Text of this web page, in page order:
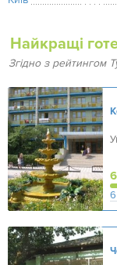
Найкращі
Згідно з рейтингом
6